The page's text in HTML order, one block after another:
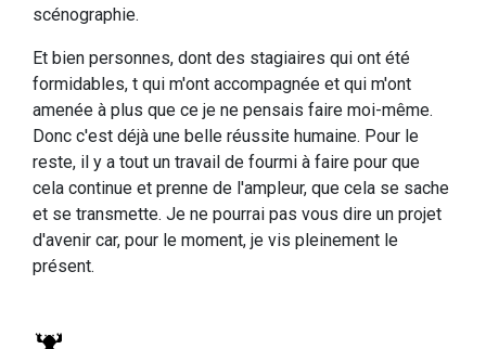
scénographie.
Et bien personnes, dont des stagiaires qui ont été
formidables, t qui m'ont accompagnée et qui m'ont
amenée à plus que ce je ne pensais faire moi-même.
Donc c'est déjà une belle réussite humaine. Pour le
reste, il y a tout un travail de fourmi à faire pour que
cela continue et prenne de l'ampleur, que cela se sache
et se transmette. Je ne pourrai pas vous dire un projet
d'avenir car, pour le moment, je vis pleinement le
présent.